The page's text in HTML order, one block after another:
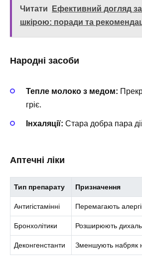
Читати
Ефективний догляд
шкірою: поради та
Народні засоби
Тепле молоко з медом:
гріє.
Інхаляції: Стара добра пара
Аптечні ліки
Тип препарату Призначення
Антигістамінні Перемагають
Бронхолітики Розширюють
Деконгенстанти Зменшують набряк